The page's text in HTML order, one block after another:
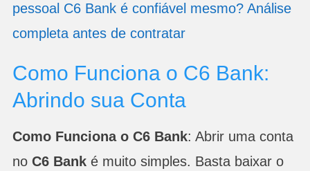
pessoal C6 Bank é confiável mesmo? Análise
completa antes de contratar
Como Funciona o C6 Bank:
Abrindo sua Conta
Como Funciona o C6 Bank: Abrir uma conta
no C6 Banké muito simples. Basta baixar o